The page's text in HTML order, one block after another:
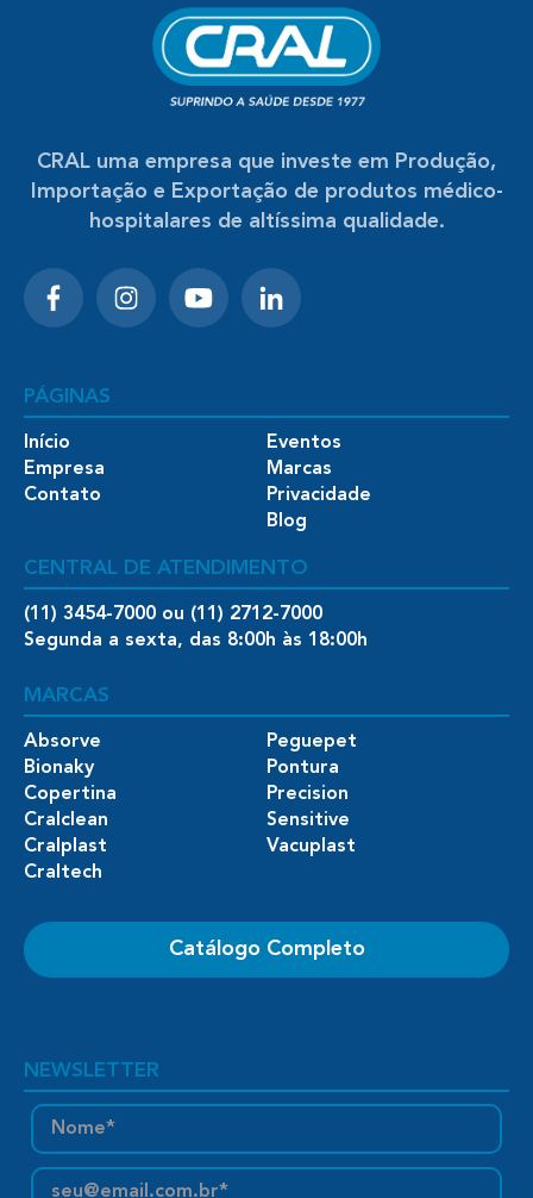
CRAL uma empresa que investe em Produção,
Importação e Exportação de produtos médico-
hospitalares de altíssima qualidade.
PÁGINAS
Início
Empresa
Contato
Eventos
Marcas
Privacidade
Blog
CENTRAL DE ATENDIMENTO
(11) 3454-7000 ou (11) 2712-7000
Segunda a sexta, das 8:00h às 18:00h
MARCAS
Absorve
Bionaky
Copertina
Cralclean
Cralplast
Craltech
Peguepet
Pontura
Precision
Sensitive
Vacuplast
Catálogo Completo
NEWSLETTER